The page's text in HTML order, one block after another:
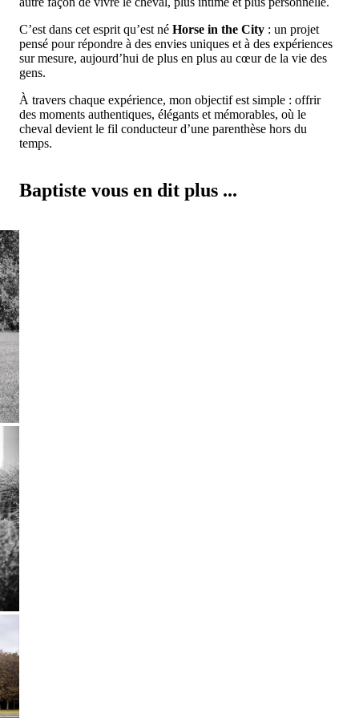
C’est dans cet esprit qu’est né Horse in the City : un projet
pensé pour répondre à des envies uniques et à des expériences
sur mesure, aujourd’hui de plus en plus au cœur de la vie des
gens.
À travers chaque expérience, mon objectif est simple : offrir
des moments authentiques, élégants et mémorables, où le
cheval devient le fil conducteur d’une parenthèse hors du
temps.
Baptiste vous en dit plus ...